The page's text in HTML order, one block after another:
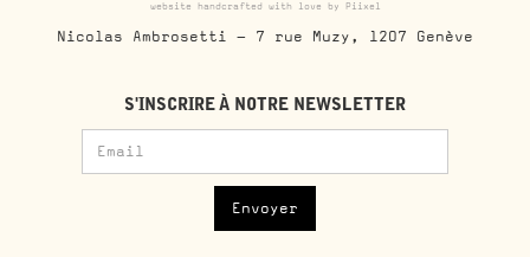
website handcrafted with love by Piixel
Nicolas Ambrosetti - 7 rue Muzy, 1207 Genève
S'INSCRIRE À NOTRE NEWSLETTER